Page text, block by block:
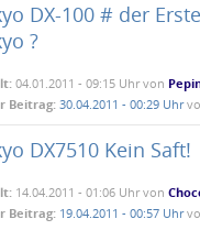
DX-100 # der
?
04.01.2011 - 09:15 Uhr von
Beitrag: 30.04.2011 - 00:29 Uhr
DX7510 Kein Saft!
14.04.2011 - 01:06 Uhr von
Beitrag: 19.04.2011 - 00:57 Uhr